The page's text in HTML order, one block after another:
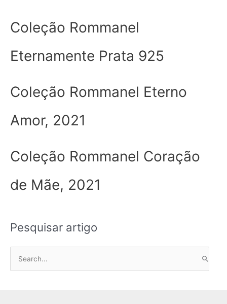
Coleção Rommanel
Eternamente Prata 925
Coleção Rommanel Eterno
Amor, 2021
Coleção Rommanel Coração
de Mãe, 2021
Pesquisar artigo